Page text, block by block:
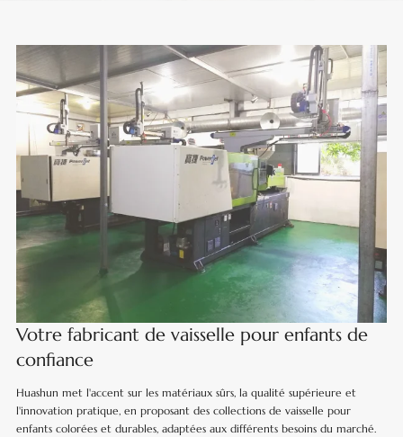
Votre fabricant de vaisselle pour enfants de
confiance
Huashun met l'accent sur les matériaux sûrs, la qualité supérieure et
l'innovation pratique, en proposant des collections de vaisselle pour
enfants colorées et durables, adaptées aux différents besoins du marché.